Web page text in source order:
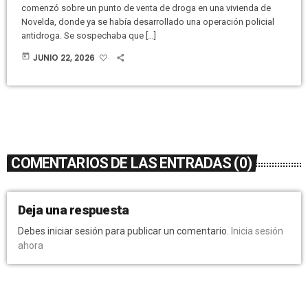
comenzó sobre un punto de venta de droga en una vivienda de
Novelda, donde ya se había desarrollado una operación policial
antidroga. Se sospechaba que […]
today JUNIO 22, 2026
COMENTARIOS DE LAS ENTRADAS (0)
Deja una respuesta
Debes iniciar sesión para publicar un comentario.
Inicia sesión
ahora